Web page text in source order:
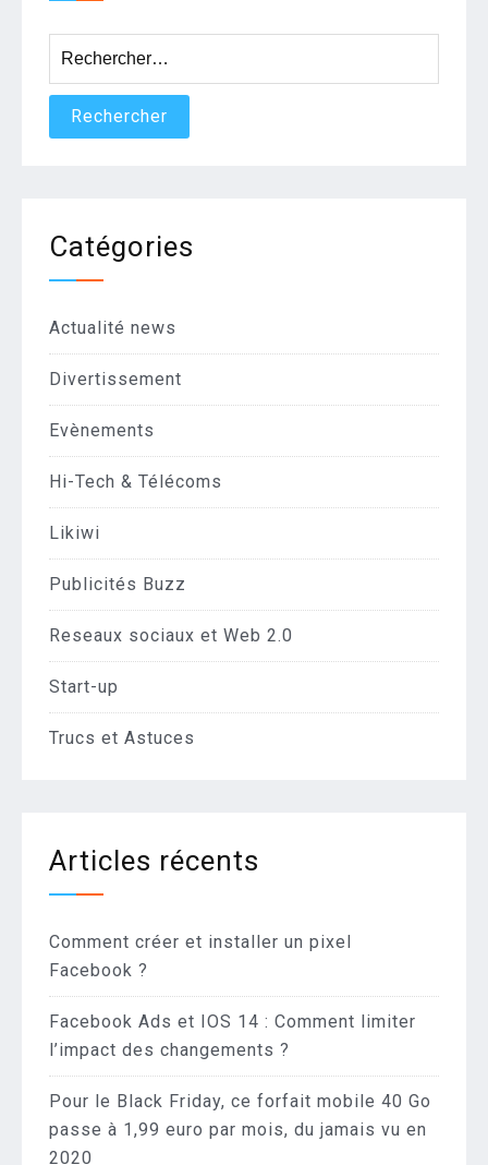
Catégories
Actualité news
Divertissement
Evènements
Hi-Tech & Télécoms
Likiwi
Publicités Buzz
Reseaux sociaux et Web 2.0
Start-up
Trucs et Astuces
Articles récents
Comment créer et installer un pixel
Facebook ?
Facebook Ads et IOS 14 : Comment limiter
l’impact des changements ?
Pour le Black Friday, ce forfait mobile 40 Go
passe à 1,99 euro par mois, du jamais vu en
2020